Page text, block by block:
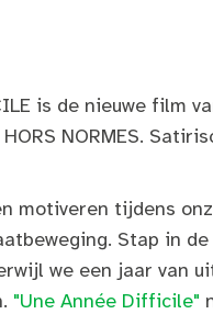
is de nieuwe film
NORMES.
motiveren tijdens
Stap in
we een jaar van
"Une Année Difficile"